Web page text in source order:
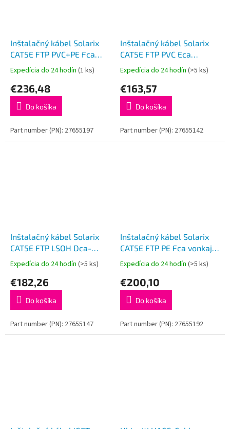
Inštalačný kábel Solarix
CAT5E FTP PVC+PE Fca
dvojitý plášť 305m/cievka
SXKD-5E-FTP-PVC+PE
Expedícia do 24 hodín (1 ks)
€236,48
Do košíka
Part number (PN): 27655197
Inštalačný kábel Solarix
CAT5E FTP PVC Eca
305m/box SXKD-5E-FTP-
PVC
Expedícia do 24 hodín (>5 ks)
€163,57
Do košíka
Part number (PN): 27655142
Inštalačný kábel Solarix
CAT5E FTP LSOH Dca-
s1,d2,a1 305m/box SXKD-
5E-FTP-LSOH
Expedícia do 24 hodín (>5 ks)
€182,26
Do košíka
Part number (PN): 27655147
Inštalačný kábel Solarix
CAT5E FTP PE Fca vonkajší
305m/box SXKD-5E-FTP-
PE
Expedícia do 24 hodín (>5 ks)
€200,10
Do košíka
Part number (PN): 27655192